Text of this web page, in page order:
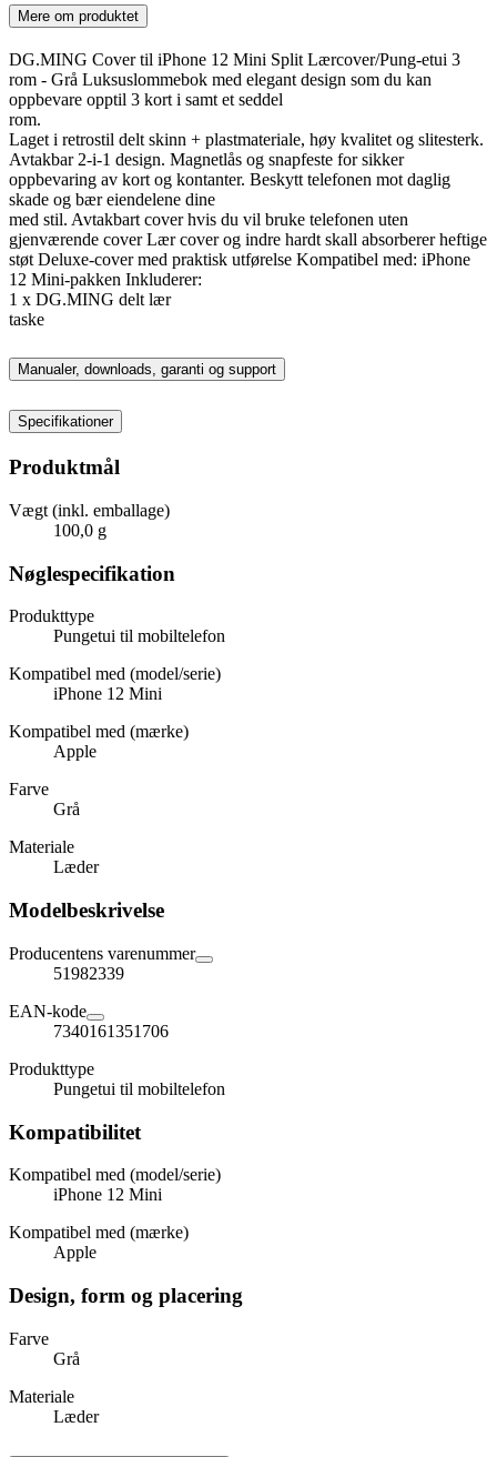
Mere om produktet
DG.MING Cover til iPhone 12 Mini Split Lærcover/Pung-etui 3
rom - Grå Luksuslommebok med elegant design som du kan
oppbevare opptil 3 kort i samt et seddel
rom.
Laget i retrostil delt skinn + plastmateriale, høy kvalitet og slitesterk.
Avtakbar 2-i-1 design. Magnetlås og snapfeste for sikker
oppbevaring av kort og kontanter. Beskytt telefonen mot daglig
skade og bær eiendelene dine
med stil. Avtakbart cover hvis du vil bruke telefonen uten
gjenværende cover Lær cover og indre hardt skall absorberer heftige
støt Deluxe-cover med praktisk utførelse Kompatibel med: iPhone
12 Mini-pakken Inkluderer:
1 x DG.MING delt lær
taske
Manualer, downloads, garanti og support
Specifikationer
Produktmål
Vægt (inkl. emballage)
100,0 g
Nøglespecifikation
Produkttype
Pungetui til mobiltelefon
Kompatibel med (model/serie)
iPhone 12 Mini
Kompatibel med (mærke)
Apple
Farve
Grå
Materiale
Læder
Modelbeskrivelse
Producentens varenummer
51982339
EAN-kode
7340161351706
Produkttype
Pungetui til mobiltelefon
Kompatibilitet
Kompatibel med (model/serie)
iPhone 12 Mini
Kompatibel med (mærke)
Apple
Design, form og placering
Farve
Grå
Materiale
Læder